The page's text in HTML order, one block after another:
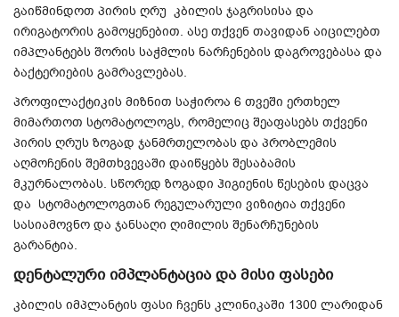
გაიწმინდოთ პირის ღრუ კბილის ჯაგრისისა და
ირიგატორის გამოყენებით. ასე თქვენ თავიდან აიცილებთ
იმპლანტებს შორის საჭმლის ნარჩენების დაგროვებასა და
ბაქტერიების გამრავლებას.
პროფილაქტიკის მიზნით საჭიროა 6 თვეში ერთხელ
მიმართოთ სტომატოლოგს, რომელიც შეაფასებს თქვენი
პირის ღრუს ზოგად ჯანმრთელობას და პრობლემის
აღმოჩენის შემთხვევაში დაიწყებს შესაბამის
მკურნალობას. სწორედ ზოგადი ჰიგიენის წესების დაცვა
და სტომატოლოგთან რეგულარული ვიზიტია თქვენი
სასიამოვნო და ჯანსაღი ღიმილის შენარჩუნების
გარანტია.
დენტალური იმპლანტაცია და მისი ფასები
კბილის იმპლანტის ფასი ჩვენს კლინიკაში 1300 ლარიდან